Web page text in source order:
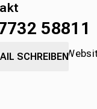
58811
über die
SCHREIBEN